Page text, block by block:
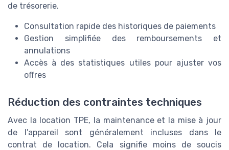
de trésorerie.
Consultation rapide des historiques de paiements
Gestion simplifiée des remboursements et
annulations
Accès à des statistiques utiles pour ajuster vos
offres
Réduction des contraintes techniques
Avec la location TPE, la maintenance et la mise à jour
de l’appareil sont généralement incluses dans le
contrat de location. Cela signifie moins de soucis